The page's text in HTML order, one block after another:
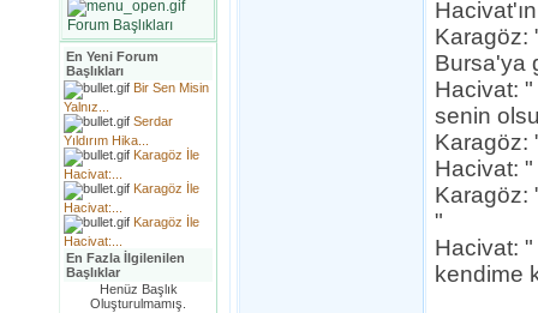
Forum Başlıkları
En Yeni Forum
Başlıkları
Bir Sen Misin
Yalnız...
Serdar
Yıldırım Hika...
Karagöz İle
Hacivat:...
Karagöz İle
Hacivat:...
Karagöz İle
Hacivat:...
En Fazla İlgilenilen
Başlıklar
Henüz Başlık
Oluşturulmamış.
Karagöz:
Bursa'ya
Hacivat:
senin
Karagöz:
Hacivat: "
Karagöz:
"
Hacivat:
kendime